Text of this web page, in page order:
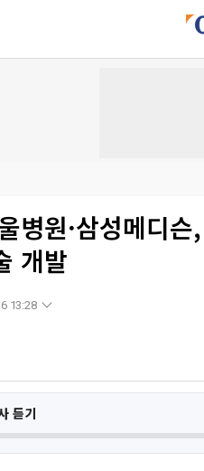
병원·삼성메디
개발
13:28
듣기